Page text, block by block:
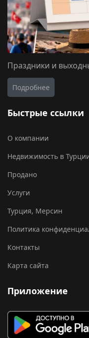
Праздники и
Подробнее
Быстрые ссылки
О компании
Недвижимость в
Продано
Услуги
Турция, Мерсин
Политика
Контакты
Карта сайта
Приложение